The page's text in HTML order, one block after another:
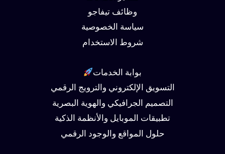
وظائف تيفاجو
سياسة الخصوصية
شروط الاستخدام
بوابة الخدمات
التسويق الإلكتروني والترويج الرقمي
التصميم الجرافيكي والهوية البصرية
تطبيقات الموبايل والأنظمة الذكية
حلول المواقع والوجود الرقمي